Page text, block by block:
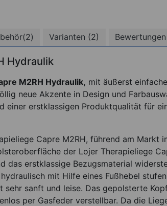
Varianten (2) Bewertungen
Hydraulik
M2RH Hydraulik, mit äußerst
neue Akzente in Design und
einer erstklassigen Produktqualität für
Capre M2RH, führend am Markt
der Lojer Therapieliege
das erstklassige Bezugsmaterial
mit Hilfe eines Fußhebel
sanft und leise. Das gepolsterte
per Gasfeder verstellbar. Da die